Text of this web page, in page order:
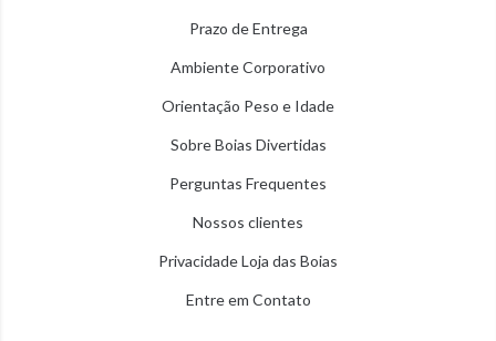
Prazo de Entrega
Ambiente Corporativo
Orientação Peso e Idade
Sobre Boias Divertidas
Perguntas Frequentes
Nossos clientes
Privacidade Loja das Boias
Entre em Contato